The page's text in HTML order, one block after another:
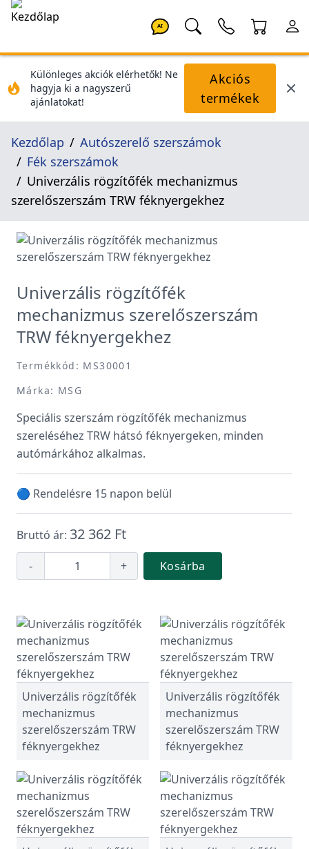
AI
Különleges akciók elérhetők! Ne
hagyja ki a nagyszerű
ajánlatokat!
Akciós
termékek
Kezdőlap
Autószerelő szerszámok
Fék szerszámok
Univerzális rögzítőfék mechanizmus
szerelőszerszám TRW féknyergekhez
Univerzális rögzítőfék
mechanizmus szerelőszerszám
TRW féknyergekhez
Termékkód: MS30001
Márka: MSG
Speciális szerszám rögzítőfék mechanizmus
szereléséhez TRW hátsó féknyergeken, minden
autómárkához alkalmas.
🔵 Rendelésre 15 napon belül
Bruttó ár: 32 362 Ft
- + Kosárba
Univerzális rögzítőfék
mechanizmus
szerelőszerszám TRW
féknyergekhez
Univerzális rögzítőfék
mechanizmus
szerelőszerszám TRW
féknyergekhez